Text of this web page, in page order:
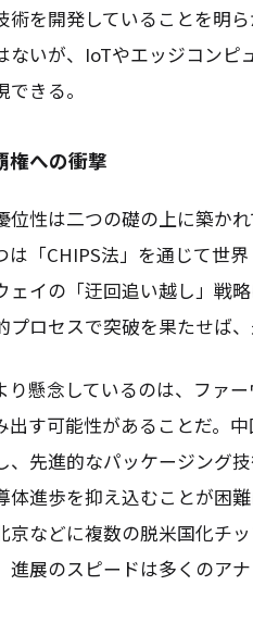
術を開発していることを明
ないが、IoTやエッジコン
きる。
権への衝撃
位性は二つの礎の上に築か
は「CHIPS法」を通じて世
ェイの「迂回追い越し」戦
プロセスで突破を果たせば
り懸念しているのは、ファ
出す可能性があることだ。
、先進的なパッケージング
体進歩を抑え込むことが困
京などに複数の脱米国化チ
進展のスピードは多くのア